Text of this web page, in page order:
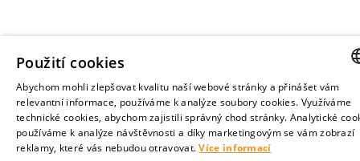
Použití cookies
Abychom mohli zlepšovat kvalitu naší webové stránky a přinášet vám
relevantní informace, používáme k analýze soubory cookies. Využíváme
technické cookies, abychom zajistili správný chod stránky. Analytické
používáme k analýze návštěvnosti a díky marketingovým se vám zobrazí
reklamy, které vás nebudou otravovat.Více informací